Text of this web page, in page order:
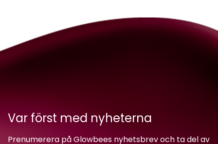
Var först med nyheterna
Prenumerera på Glowbees nyhetsbrev och ta del av